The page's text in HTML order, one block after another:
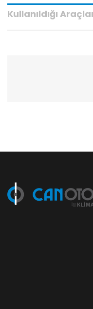
Kullanıldığı